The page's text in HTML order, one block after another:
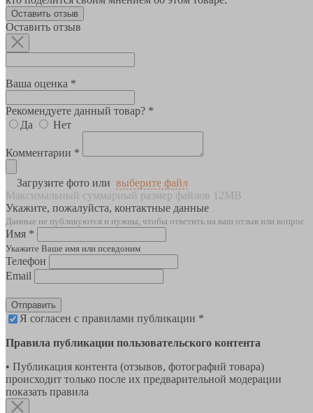
Оставить отзыв
Оставить отзыв
Ваша оценка *
Рекомендуете данный товар? *
Да
Нет
Комментарии *
Загрузите фото или выберите файл
Максимальный суммарный размер файлов 12MB
Укажите, пожалуйста, контактные данные
Данные не публикуются и нужны, чтобы ответить на ваш отзыв или вопрос
Имя *
Укажите Ваше имя или псевдоним
Телефон
Email
Отправить
Я согласен с правилами публикации *
Правила публикации пользовательского контента
• Публикация контента (отзывов, фотографий товара)
происходит только после их предварительной модерации
показать правила